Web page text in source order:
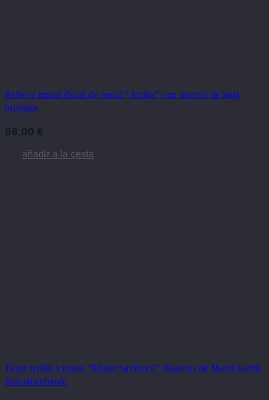
Relieve mural floral de metal “Aruba” con motivo de hoja
brillante
98,00 €
añadir a la cesta
Tapiz tejido a mano “Mujer Samburu” (blanco) de Mario Gerth,
fonoabsorbente